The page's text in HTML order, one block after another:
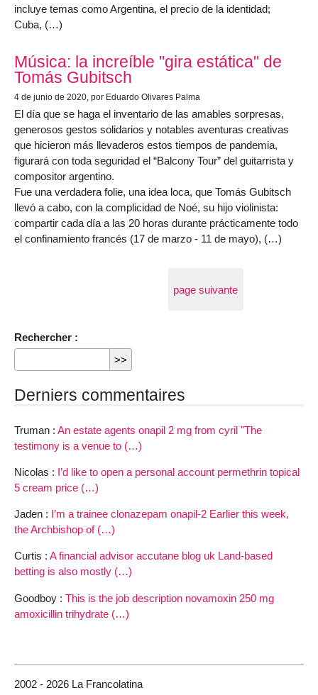
incluye temas como Argentina, el precio de la identidad;
Cuba, (…)
Música: la increíble "gira estática" de
Tomás Gubitsch
4 de junio de 2020 , por Eduardo Olivares Palma
El día que se haga el inventario de las amables sorpresas,
generosos gestos solidarios y notables aventuras creativas
que hicieron más llevaderos estos tiempos de pandemia,
figurará con toda seguridad el “Balcony Tour” del guitarrista y
compositor argentino.
Fue una verdadera folie, una idea loca, que Tomás Gubitsch
llevó a cabo, con la complicidad de Noé, su hijo violinista:
compartir cada día a las 20 horas durante prácticamente todo
el confinamiento francés (17 de marzo - 11 de mayo), (…)
page suivante
Rechercher :
Derniers commentaires
Truman : An estate agents onapil 2 mg from cyril "The
testimony is a venue to (…)
Nicolas : I’d like to open a personal account permethrin topical
5 cream price (…)
Jaden : I’m a trainee clonazepam onapil-2 Earlier this week,
the Archbishop of (…)
Curtis : A financial advisor accutane blog uk Land-based
betting is also mostly (…)
Goodboy : This is the job description novamoxin 250 mg
amoxicillin trihydrate (…)
2002 - 2026 La Francolatina